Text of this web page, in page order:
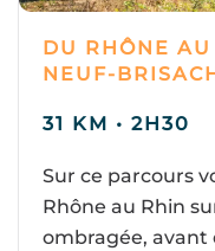
DU RHÔNE
NEUF-
31 KM • 2H30
Sur ce parcours
Rhône au Rhin
ombragée, avant